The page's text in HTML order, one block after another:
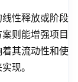
性释放或阶段
则能增强项目
其流动性和使
现。